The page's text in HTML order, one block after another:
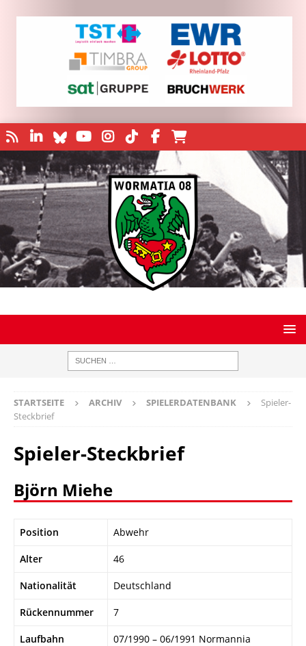
STARTSEITE ARCHIV SPIELERDATENBANK
Spieler-
Steckbrief
Spieler-Steckbrief
Björn Miehe
Position Abwehr
Alter 46
Nationalität Deutschland
Rückennummer 7
Laufbahn
07/1990 – 06/1991 Normannia